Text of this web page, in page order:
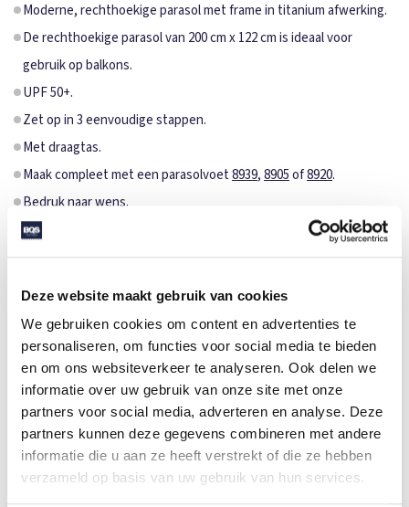
Deze website maakt gebruik van cookies
We gebruiken cookies om content en advertenties te
personaliseren, om functies voor social media te bieden
en om ons websiteverkeer te analyseren. Ook delen we
informatie over uw gebruik van onze site met onze
partners voor social media, adverteren en analyse. Deze
partners kunnen deze gegevens combineren met andere
informatie die u aan ze heeft verstrekt of die ze hebben
verzameld op basis van uw gebruik van hun services.
Moderne, rechthoekige parasol met frame in titanium afwerking.
De rechthoekige parasol van 200 cm x 122 cm is ideaal voor
gebruik op balkons.
UPF 50+.
Zet op in 3 eenvoudige stappen.
Met draagtas.
Maak compleet met een parasolvoet8939,8905of8920.
Bedruk naar wens.
SPECIFICATIES
Artikelcode
8425
Formaat
200x122cm
Gewicht
2.010 gr
Materiaal
100% Polyester
Aantal in binnenverpaking
1